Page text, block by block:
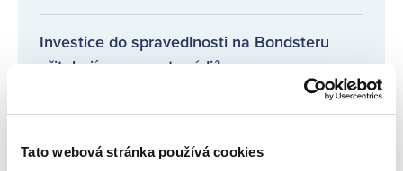
Tato webová stránka používá cookies
Investice do spravedlnosti na Bondsteru
přitahují pozornost médií!
Pravidelné informace o poskytovatelích
úvěrů